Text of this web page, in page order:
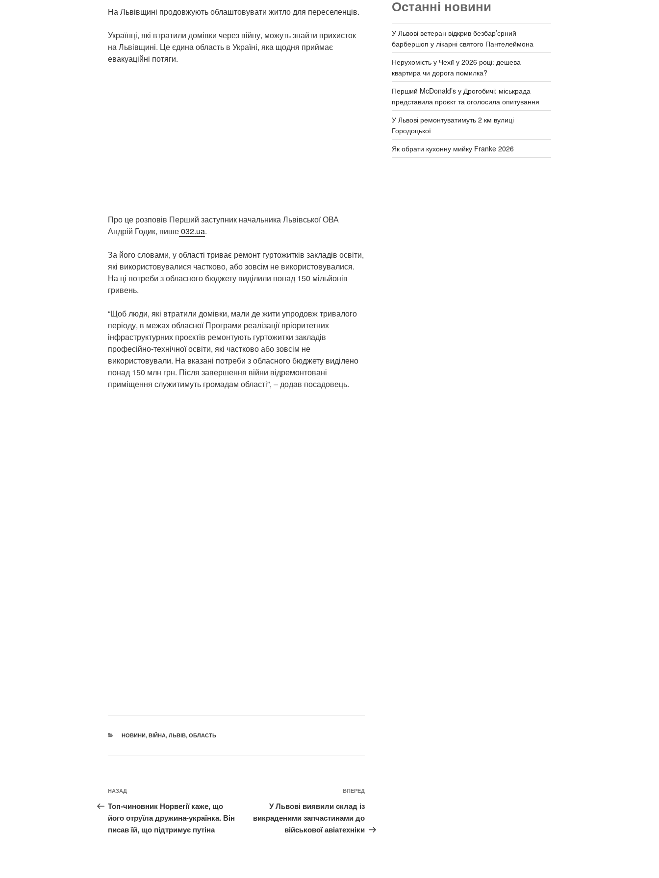
На Львівщині продовжують облаштовувати житло для переселенців.
Українці, які втратили домівки через війну, можуть знайти прихисток
на Львівщині. Це єдина область в Україні, яка щодня приймає
евакуаційні потяги.
Про це розповів Перший заступник начальника Львівської ОВА
Андрій Годик, пише032.ua.
За його словами, у області триває ремонт гуртожитків закладів освіти,
які використовувалися частково, або зовсім не використовувалися.
На ці потреби з обласного бюджету виділили понад 150 мільйонів
гривень.
“Щоб люди, які втратили домівки, мали де жити упродовж тривалого
періоду, в межах обласної Програми реалізації пріоритетних
інфраструктурних проєктів ремонтують гуртожитки закладів
професійно-технічної освіти, які частково або зовсім не
використовували. На вказані потреби з обласного бюджету виділено
понад 150 млн грн. Після завершення війни відремонтовані
приміщення служитимуть громадам області”, – додав посадовець.
КАТЕГОРІЇ
НОВИНИ, ВІЙНА, ЛЬВІВ, ОБЛАСТЬ
Навігація
записів
Попередній
запис:
НАЗАД
Топ-чиновник Норвегії каже, що
його отруїла дружина-українка. Він
писав їй, що підтримує путіна
Наступний
запис
ВПЕРЕД
У Львові виявили склад із
викраденими запчастинами до
військової авіатехніки
Останні новини
У Львові ветеран відкрив безбар’єрний
барбершоп у лікарні святого Пантелеймона
Нерухомість у Чехії у 2026 році: дешева
квартира чи дорога помилка?
Перший McDonald’s у Дрогобичі: міськрада
представила проєкт та оголосила опитування
У Львові ремонтуватимуть 2 км вулиці
Городоцької
Як обрати кухонну мийку Franke 2026